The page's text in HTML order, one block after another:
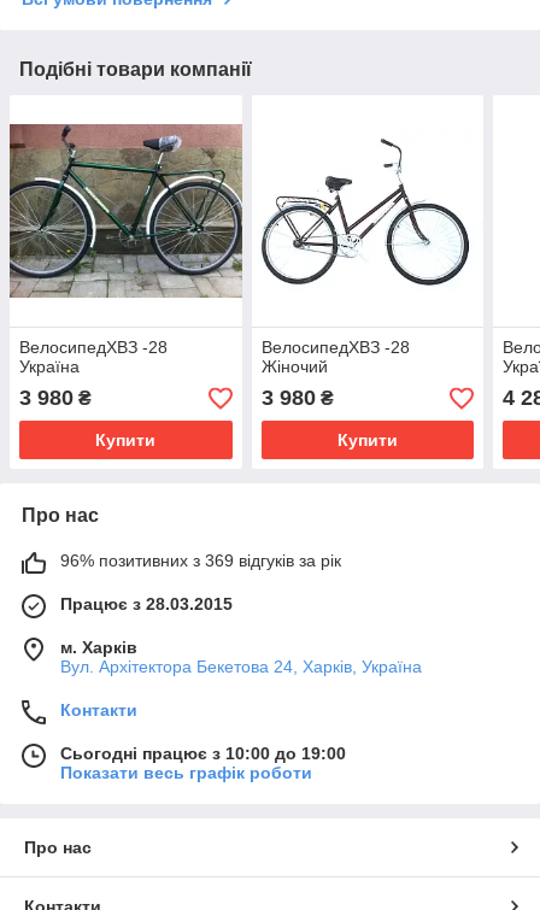
Подібні товари компанії
ВелосипедХВЗ -28
Україна
3 980 ₴
Купити
ВелосипедХВЗ -28
Жіночий
3 980₴
Купити
4
Про нас
96% позитивних з 369 відгуків за рік
Працює з 28.03.2015
м. Харків
Вул. Архітектора Бекетова 24, Харків, Україна
Контакти
Сьогодні працює з 10:00 до 19:00
Показати весь графік роботи
Про нас